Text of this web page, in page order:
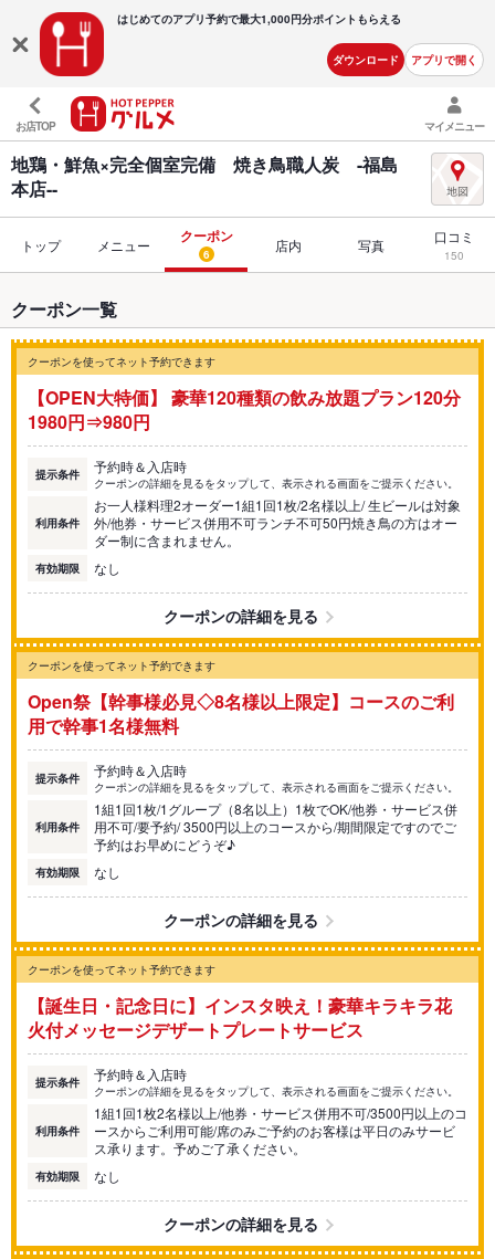
はじめてのアプリ予約で最大1,000円分ポイントもらえる
ダウンロード アプリで開く
お店TOP マイメニュー
地鶏・鮮魚×完全個室完備 焼き鳥職人炭 -福島
本店--
トップ メニュー クーポン
6 店内 写真 口コミ
150
クーポン一覧
クーポンを使ってネット予約できます
【OPEN大特価】 豪華120種類の飲み放題プラン120分
1980円⇒980円
提示条件 予約時＆入店時
クーポンの詳細を見るをタップして、表示される画面をご提示ください。
利用条件
お一人様料理2オーダー1組1回1枚/2名様以上/ 生ビールは対象
外/他券・サービス併用不可ランチ不可50円焼き鳥の方はオー
ダー制に含まれません。
有効期限 なし
クーポンの詳細を見る
クーポンを使ってネット予約できます
Open祭【幹事様必見◇8名様以上限定】コースのご利
用で幹事1名様無料
提示条件 予約時＆入店時
クーポンの詳細を見るをタップして、表示される画面をご提示ください。
利用条件
1組1回1枚/1グループ（8名以上）1枚でOK/他券・サービス併
用不可/要予約/ 3500円以上のコースから/期間限定ですのでご
予約はお早めにどうぞ♪
有効期限 なし
クーポンの詳細を見る
クーポンを使ってネット予約できます
【誕生日・記念日に】インスタ映え！豪華キラキラ花
火付メッセージデザートプレートサービス
提示条件 予約時＆入店時
クーポンの詳細を見るをタップして、表示される画面をご提示ください。
利用条件
1組1回1枚2名様以上/他券・サービス併用不可/3500円以上のコ
ースからご利用可能/席のみご予約のお客様は平日のみサービ
ス承ります。予めご了承ください。
有効期限 なし
クーポンの詳細を見る